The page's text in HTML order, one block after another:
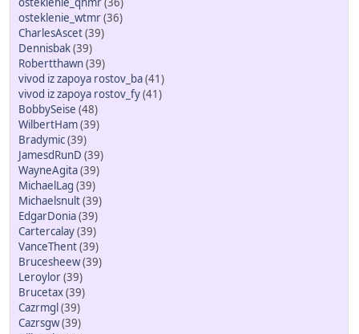
osteklenie_wtmr(36)
CharlesAscet(39)
Dennisbak(39)
Robertthawn(39)
vivod iz zapoya rostov_ba(41)
vivod iz zapoya rostov_fy(41)
BobbySeise (48)
WilbertHam(39)
Bradymic(39)
JamesdRunD (39)
WayneAgita(39)
MichaelLag (39)
Michaelsnult(39)
EdgarDonia(39)
Cartercalay(39)
VanceThent(39)
Brucesheew(39)
Leroylor(39)
Brucetax(39)
Cazrmgl (39)
Cazrsgw(39)